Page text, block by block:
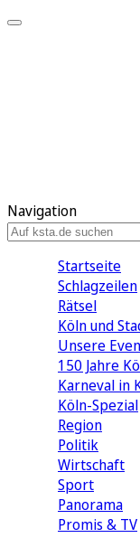
Navigation
Startseite
Schlagzeilen
Rätsel
Köln und
Unsere
150 Jahre
Karneval in
Köln-Spezial
Region
Politik
Wirtschaft
Sport
Panorama
Promis & TV